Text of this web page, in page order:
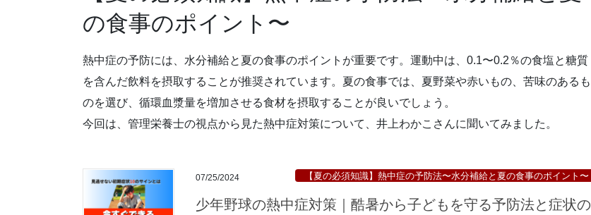
の食事のポイント〜
熱中症の予防には、水分補給と夏の食事のポイントが重要です。運動中は、0.1〜0.2％の食塩と糖質
を含んだ飲料を摂取することが推奨されています。夏の食事では、夏野菜や赤いもの、苦味のあるも
のを選び、循環血漿量を増加させる食材を摂取することが良いでしょう。
今回は、管理栄養士の視点から見た熱中症対策について、井上わかこさんに聞いてみました。
07/25/2024 【夏の必須知識】熱中症の予防法〜水分補給と夏の食事のポイント〜
少年野球の熱中症対策｜酷暑から子どもを守る予防法と症状の